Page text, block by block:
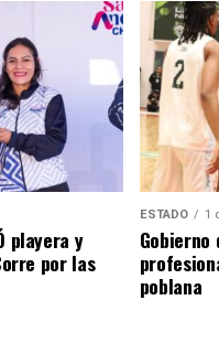
playera y
por las
ESTADO 1
poblana